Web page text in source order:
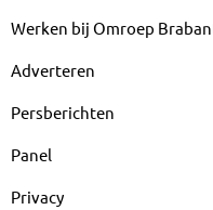
Werken bij Omroep
Adverteren
Persberichten
Panel
Privacy